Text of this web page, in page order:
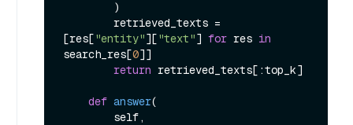
[res["entity"]["text"] for res in
search_res[0]]
return retrieved_texts[:top_k]
def answer(